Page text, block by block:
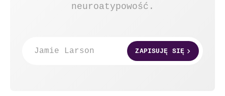
neuroatypowość.
Jamie Larson ZAPISUJĘ SIĘ